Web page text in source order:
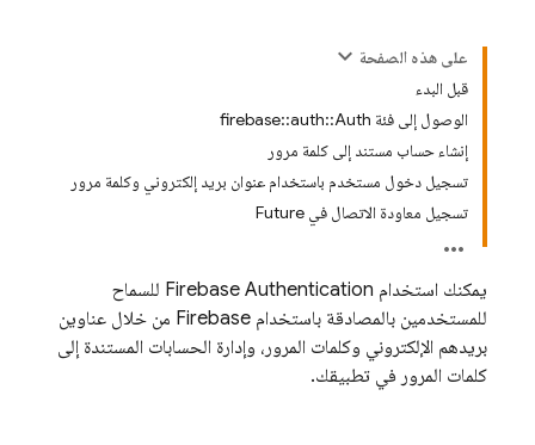
على هذه الصفحة
قبل البدء
الوصول إلى فئة firebase::auth::Auth
إنشاء حساب مستند إلى كلمة مرور
تسجيل دخول مستخدم باستخدام عنوان بريد إلكتروني وكلمة مرور
تسجيل معاودة الاتصال في Future
يمكنك استخدام Firebase Authentication للسماح
للمستخدمين بالمصادقة باستخدام Firebase من خلال عناوين
بريدهم الإلكتروني وكلمات المرور، وإدارة الحسابات المستندة إلى
كلمات المرور في تطبيقك.